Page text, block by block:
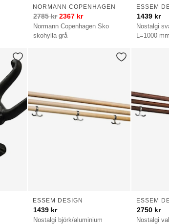
Normann Copenhagen Sko
skohylla grå
NORMANN COPENHAGEN
2785kr 2367 kr
Nostalgi
L=1000
ESSEM
1439 kr
Nostalgi björk/aluminium
ESSEM DESIGN
1439 kr
Nostalgi
ESSEM
2750 kr